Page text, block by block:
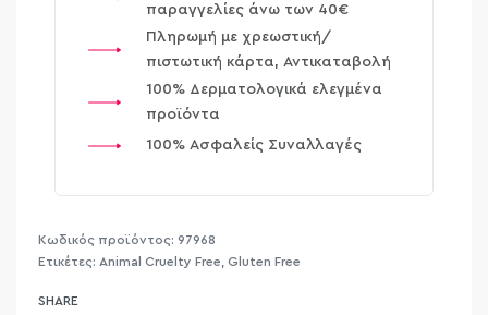
παραγγελίες άνω των 40€
Πληρωμή με χρεωστική/
πιστωτική κάρτα, Αντικαταβολή
100% Δερματολογικά ελεγμένα
προϊόντα
100% Ασφαλείς Συναλλαγές
97968
Ετικέτες: Animal Cruelty Free Gluten Free
SHARE